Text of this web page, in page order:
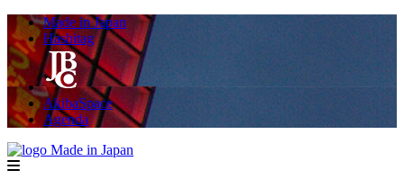
Made in Japan
Hashitag
AkibaSpace
Agenda
menu